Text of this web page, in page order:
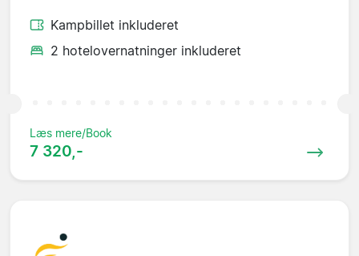
Kampbillet inkluderet
2 hotelovernatninger inkluderet
Læs mere/Book
7 320,-